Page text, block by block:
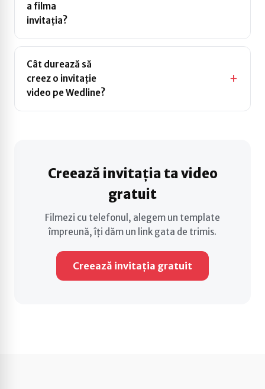
a filma
invitația?
secunde de filmare sunt
Cât durează să
creez o invitație
video pe Wedline?
Creează invitația ta video
gratuit
Filmezi cu telefonul, alegem un template
împreună, îți dăm un link gata de trimis.
Creează invitația gratuit